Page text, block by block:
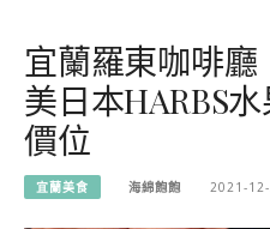
宜蘭羅東咖啡廳
美日本HARBS
價位
宜蘭美食 海綿飽飽 2021-